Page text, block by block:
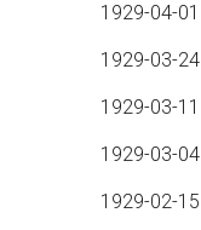
1929-04-01
1929-03-24
1929-03-11
1929-03-04
1929-02-15